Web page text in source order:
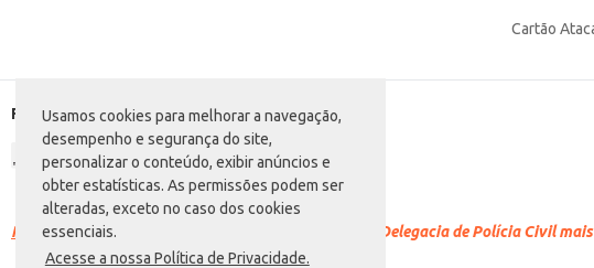
Usamos cookies para melhorar a navegação,
desempenho e segurança do site,
personalizar o conteúdo, exibir anúncios e
obter estatísticas. As permissões podem ser
alteradas, exceto no caso dos cookies
essenciais.
Acesse a nossa Política de Privacidade.
Cartão
Formas de pagamento
Racismo é crime. Denuncie. Disque 100 ou procure a Delegacia de Polícia Civil